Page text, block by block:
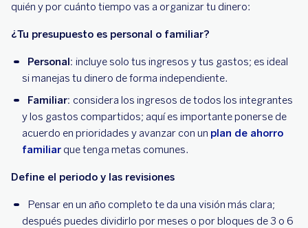
quién y por cuánto tiempo vas a organizar tu dinero:
¿Tu presupuesto es personal o familiar?
Personal: incluye solo tus ingresos y tus gastos; es ideal
si manejas tu dinero de forma independiente.
Familiar: considera los ingresos de todos los integrantes
y los gastos compartidos; aquí es importante ponerse de
acuerdo en prioridades y avanzar con un plan de ahorro
familiar que tenga metas comunes.
Define el periodo y las revisiones
Pensar en un año completo te da una visión más clara;
después puedes dividirlo por meses o por bloques de 3 o 6